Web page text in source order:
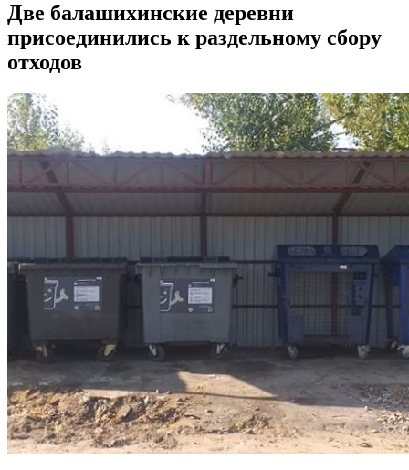
Две балашихинские деревни
присоединились к раздельному сбору
отходов